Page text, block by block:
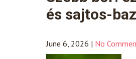
és sajtos-
June 6, 2026 | No